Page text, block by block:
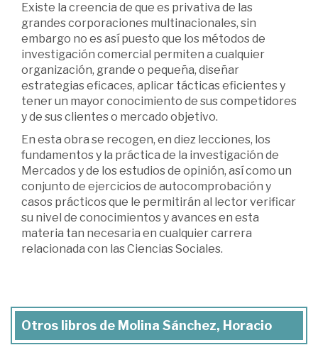
Existe la creencia de que es privativa de las
grandes corporaciones multinacionales, sin
embargo no es así puesto que los métodos de
investigación comercial permiten a cualquier
organización, grande o pequeña, diseñar
estrategias eficaces, aplicar tácticas eficientes y
tener un mayor conocimiento de sus competidores
y de sus clientes o mercado objetivo.
En esta obra se recogen, en diez lecciones, los
fundamentos y la práctica de la investigación de
Mercados y de los estudios de opinión, así como un
conjunto de ejercicios de autocomprobación y
casos prácticos que le permitirán al lector verificar
su nivel de conocimientos y avances en esta
materia tan necesaria en cualquier carrera
relacionada con las Ciencias Sociales.
Otros libros de Molina Sánchez, Horacio